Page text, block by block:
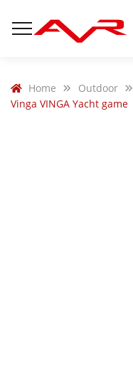
Home Outdoor
Vinga VINGA Yacht game